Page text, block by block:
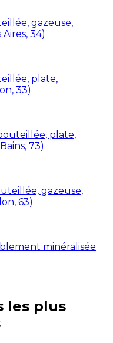
gazeuse,
34)
plate,
33)
plate,
73)
gazeuse,
63)
minéralisée
les plus